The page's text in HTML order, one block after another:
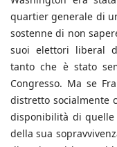
quartier generale di
sostenne di non
suoi elettori liberal
tanto che è stato
Congresso. Ma se
distretto socialmente
disponibilità di
della sua